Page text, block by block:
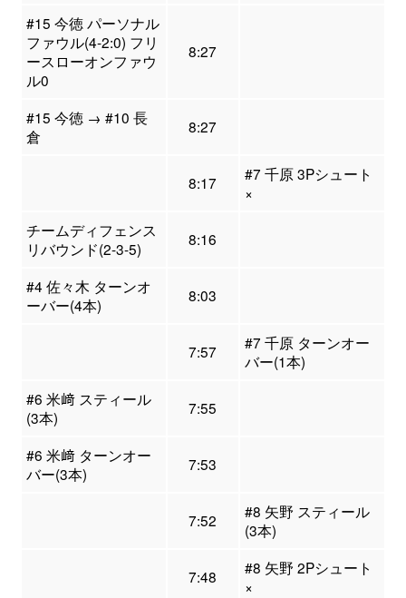
#15 今徳 パーソナル
ファウル(4-2:0) フリ
ースローオンファウ
ル0
8:27
#15 今徳 → #10 長
倉
8:27
8:17
#7 千原 3Pシュート
×
チームディフェンス
リバウンド(2-3-5)
8:16
#4 佐々木 ターンオ
ーバー(4本)
8:03
7:57
#7 千原 ターンオー
バー(1本)
#6 米﨑 スティール
(3本)
7:55
#6 米﨑 ターンオー
バー(3本)
7:53
7:52
#8 矢野 スティール
(3本)
7:48
#8 矢野 2Pシュート
×